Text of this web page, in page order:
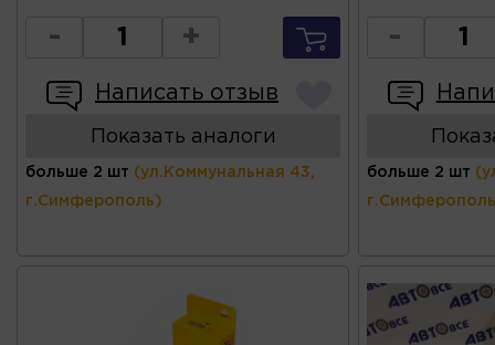
- +
Написать отзыв
Показать аналоги
больше 2 шт (ул.Коммунальная 43,
г.Симферополь)
-
больше 2 шт